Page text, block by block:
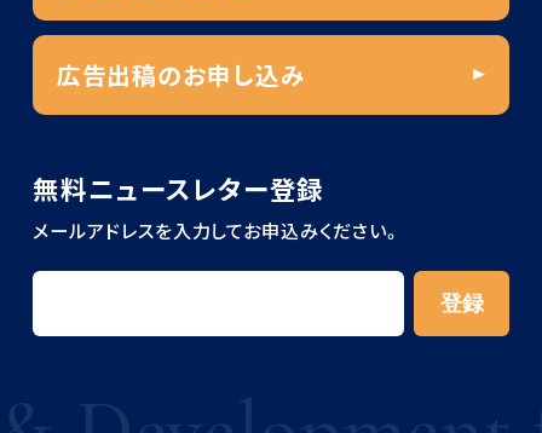
広告出稿のお申し込み
無料ニュースレター登録
メールアドレスを入力してお申込みください。